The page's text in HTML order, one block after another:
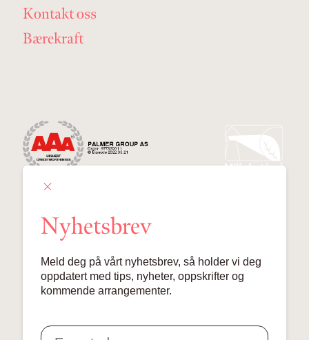
Kontakt oss
Bærekraft
Lille Grensen 7, 0159 Oslo
Nyhetsbrev
Meld deg på vårt nyhetsbrev, så holder vi deg
oppdatert med tips, nyheter, oppskrifter og
kommende arrangementer.